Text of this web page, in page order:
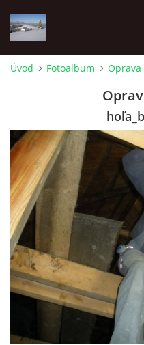
FOTOALBUM
PRE ČLENOV
Pozemkové
029 57
Úvod Fotoalbum